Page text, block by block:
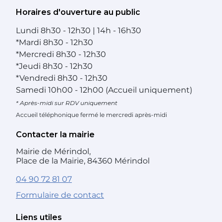
Horaires d'ouverture au public
Lundi 8h30 - 12h30 | 14h - 16h30
*Mardi 8h30 - 12h30
*Mercredi 8h30 - 12h30
*Jeudi 8h30 - 12h30
*Vendredi 8h30 - 12h30
Samedi 10h00 - 12h00 (Accueil uniquement)
* Après-midi sur RDV uniquement
Accueil téléphonique fermé le mercredi après-midi
Contacter la mairie
Mairie de Mérindol,
Place de la Mairie, 84360 Mérindol
04 90 72 81 07
Formulaire de contact
Liens utiles